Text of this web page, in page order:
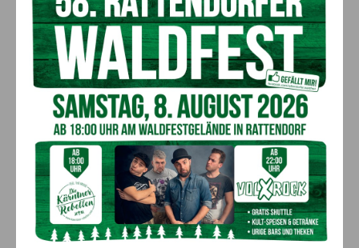
Im Zeitraum zwischen 12:00 Uhr und 13:00 Uhr sowie am
Wochenende bzw. an Feiertagen erfolgen keine
Trainingsflüge mit Überschallgeschwindigkeit.
Die Flüge werden über 12.500 Meter Höhe absolviert, um
einen auftretenden Überschallknall am Boden zu
minimieren.
Überschallgeschwindigkeit
Die Überschallgeschwindigkeit beginnt bei ca. 1.200 km/h.
Nähert sich ein Eurofighter dieser Geschwindigkeit, kommt es
zu Stoßwellen am Flugzeug. Diese Stoßwellen können am